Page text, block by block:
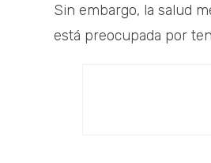
Sin embargo, la salud
está preocupada por